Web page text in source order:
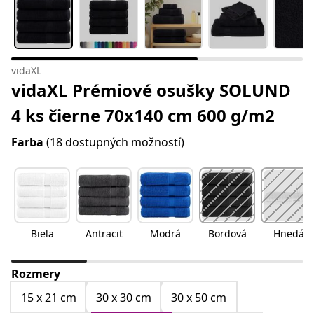
vidaXL
vidaXL Prémiové osušky SOLUND
4 ks čierne 70x140 cm 600 g/m2
Farba (18 dostupných možností)
Biela Antracit Modrá Bordová Hnedá
Rozmery
15 x 21 cm
30 x 30 cm
30 x 50 cm